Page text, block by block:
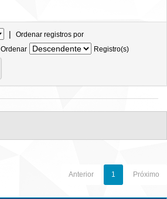
| Ordenar registros por
Ordenar
Registro(s)
Anterior 1 Próximo